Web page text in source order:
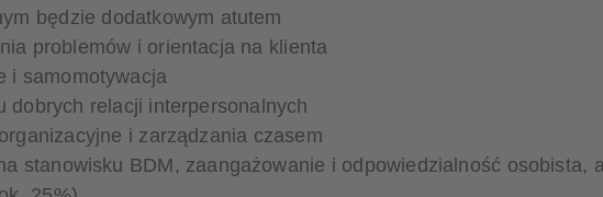
będzie dodatkowym atutem
problemów i orientacja na klienta
i samomotywacja
dobrych relacji interpersonalnych
i zarządzania czasem
stanowisku BDM, zaangażowanie i odpowiedzialność